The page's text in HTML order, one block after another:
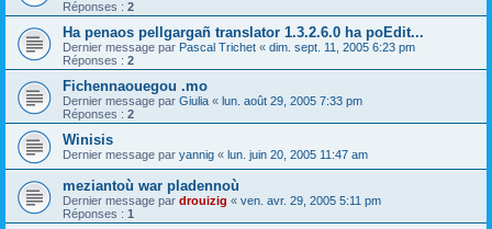
Réponses : 2
Ha penaos pellgargañ translator 1.3.2.6.0 ha poEdit...
Dernier message par Pascal Trichet « dim. sept. 11, 2005 6:23 pm
Réponses : 2
Fichennaouegou .mo
Dernier message par Giulia « lun. août 29, 2005 7:33 pm
Réponses : 2
Winisis
Dernier message par yannig « lun. juin 20, 2005 11:47 am
meziantoù war pladennoù
Dernier message par drouizig « ven. avr. 29, 2005 5:11 pm
Réponses : 1